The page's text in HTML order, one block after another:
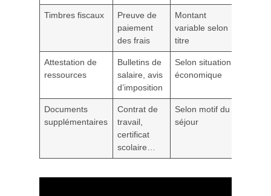
Timbres fiscaux
Preuve de
paiement
des frais
Montant
variable selon
titre
Attestation de
ressources
Bulletins de
salaire, avis
d’imposition
Selon situation
économique
Documents
supplémentaires
Contrat de
travail,
certificat
scolaire…
Selon motif du
séjour